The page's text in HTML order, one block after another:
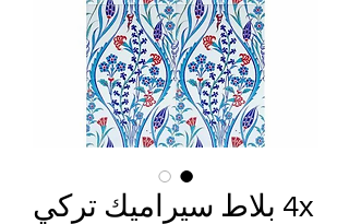
4x بلاط سيراميك تركي